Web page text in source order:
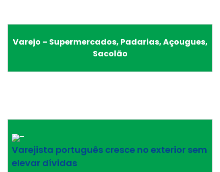
Varejo – Supermercados, Padarias, Açougues,
Sacolão
–
Varejista português cresce no exterior sem
elevar dívidas